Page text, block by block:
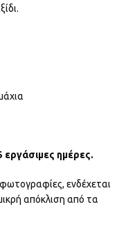
εργάσιμες ημέρες.
ενδέχεται
απόκλιση από τα